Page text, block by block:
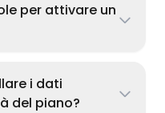
per attivare un
i dati
del piano?